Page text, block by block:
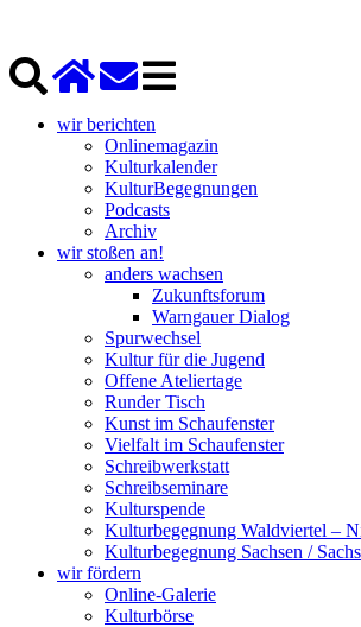
wir berichten
Onlinemagazin
Kulturkalender
KulturBegegnungen
Podcasts
Archiv
wir stoßen an!
anders wachsen
Zukunftsforum
Warngauer Dialog
Spurwechsel
Kultur für die Jugend
Offene Ateliertage
Runder Tisch
Kunst im Schaufenster
Vielfalt im Schaufenster
Schreibwerkstatt
Schreibseminare
Kulturspende
Kulturbegegnung Waldviertel –
Kulturbegegnung Sachsen /
wir fördern
Online-Galerie
Kulturbörse